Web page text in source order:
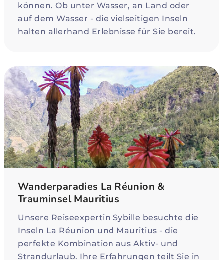
können. Ob unter Wasser, an Land oder
auf dem Wasser - die vielseitigen Inseln
halten allerhand Erlebnisse für Sie bereit.
Wanderparadies La Réunion &
Trauminsel Mauritius
Unsere Reiseexpertin Sybille besuchte die
Inseln La Réunion und Mauritius - die
perfekte Kombination aus Aktiv- und
Strandurlaub. Ihre Erfahrungen teilt Sie in